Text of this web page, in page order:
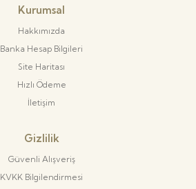
Kurumsal
Hakkımızda
Banka Hesap Bilgileri
Site Haritası
Hızlı Ödeme
İletişim
Gizlilik
Güvenli Alışveriş
KVKK Bilgilendirmesi